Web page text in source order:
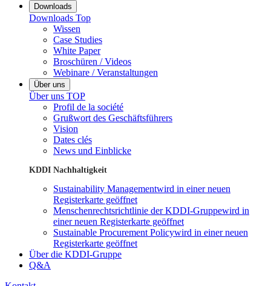
Downloads
Downloads Top
Wissen
Case Studies
White Paper
Broschüren / Videos
Webinare / Veranstaltungen
Über uns
Über uns TOP
Profil de la société
Grußwort des Geschäftsführers
Vision
Dates clés
News und Einblicke
KDDI Nachhaltigkeit
Sustainability Managementwird in einer neuen
Registerkarte geöffnet
Menschenrechtsrichtlinie der KDDI-Gruppewird in
einer neuen Registerkarte geöffnet
Sustainable Procurement Policywird in einer neuen
Registerkarte geöffnet
Über die KDDI-Gruppe
Q&A